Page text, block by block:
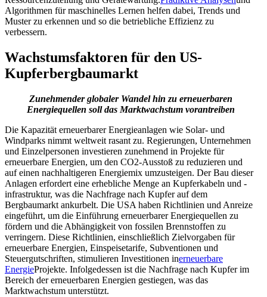
Algorithmen für maschinelles Lernen helfen dabei, Trends und
Muster zu erkennen und so die betriebliche Effizienz zu
verbessern.
Wachstumsfaktoren für den US-
Kupferbergbaumarkt
Zunehmender globaler Wandel hin zu erneuerbaren
Energiequellen soll das Marktwachstum vorantreiben
Die Kapazität erneuerbarer Energieanlagen wie Solar- und
Windparks nimmt weltweit rasant zu. Regierungen, Unternehmen
und Einzelpersonen investieren zunehmend in Projekte für
erneuerbare Energien, um den CO2-Ausstoß zu reduzieren und
auf einen nachhaltigeren Energiemix umzusteigen. Der Bau dieser
Anlagen erfordert eine erhebliche Menge an Kupferkabeln und -
infrastruktur, was die Nachfrage nach Kupfer auf dem
Bergbaumarkt ankurbelt. Die USA haben Richtlinien und Anreize
eingeführt, um die Einführung erneuerbarer Energiequellen zu
fördern und die Abhängigkeit von fossilen Brennstoffen zu
verringern. Diese Richtlinien, einschließlich Zielvorgaben für
erneuerbare Energien, Einspeisetarife, Subventionen und
Steuergutschriften, stimulieren Investitionen inerneuerbare
EnergieProjekte. Infolgedessen ist die Nachfrage nach Kupfer im
Bereich der erneuerbaren Energien gestiegen, was das
Marktwachstum unterstützt.